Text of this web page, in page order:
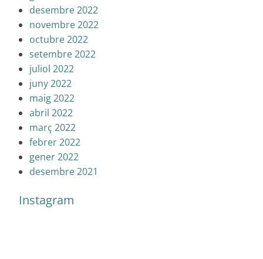
desembre 2022
novembre 2022
octubre 2022
setembre 2022
juliol 2022
juny 2022
maig 2022
abril 2022
març 2022
febrer 2022
gener 2022
desembre 2021
Instagram